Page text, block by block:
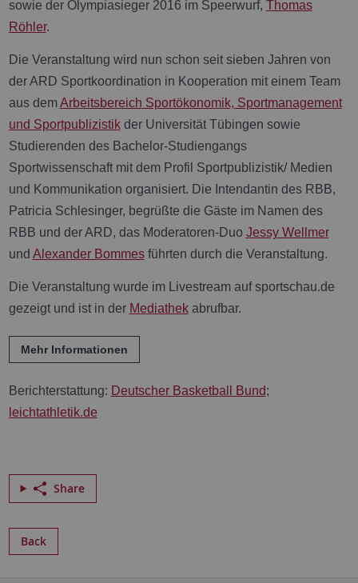
sowie der Olympiasieger 2016 im Speerwurf, Thomas
Röhler.
Die Veranstaltung wird nun schon seit sieben Jahren von
der ARD Sportkoordination in Kooperation mit einem Team
aus demArbeitsbereich Sportökonomik, Sportmanagement
und Sportpublizistikder Universität Tübingen sowie
Studierenden des Bachelor-Studiengangs
Sportwissenschaft mit dem Profil Sportpublizistik/ Medien
und Kommunikation organisiert. Die Intendantin des RBB,
Patricia Schlesinger, begrüßte die Gäste im Namen des
RBB und der ARD, das Moderatoren-Duo Jessy Wellmer
und Alexander Bommesführten durch die Veranstaltung.
Die Veranstaltung wurde im Livestream auf sportschau.de
gezeigt und ist in der Mediathekabrufbar.
Mehr Informationen
Berichterstattung: Deutscher Basketball Bund;
leichtathletik.de
Share
Back